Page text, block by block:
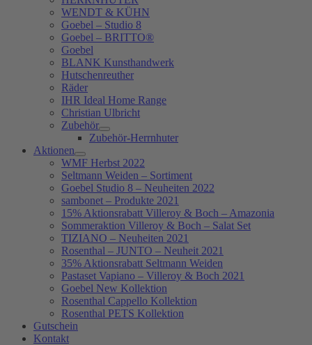
WENDT & KÜHN
Goebel – Studio 8
Goebel – BRITTO®
Goebel
BLANK Kunsthandwerk
Hutschenreuther
Räder
IHR Ideal Home Range
Christian Ulbricht
Zubehör
Zubehör-Herrnhuter
Aktionen
WMF Herbst 2022
Seltmann Weiden – Sortiment
Goebel Studio 8 – Neuheiten 2022
sambonet – Produkte 2021
15% Aktionsrabatt Villeroy & Boch – Amazonia
Sommeraktion Villeroy & Boch – Salat Set
TIZIANO – Neuheiten 2021
Rosenthal – JUNTO – Neuheit 2021
35% Aktionsrabatt Seltmann Weiden
Pastaset Vapiano – Villeroy & Boch 2021
Goebel New Kollektion
Rosenthal Cappello Kollektion
Rosenthal PETS Kollektion
Gutschein
Kontakt